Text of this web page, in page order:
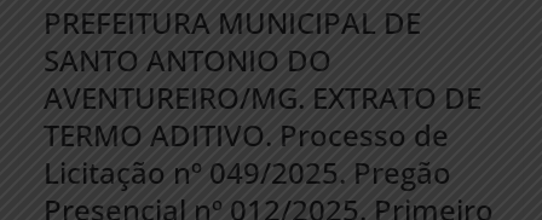
PREFEITURA MUNICIPAL DE
SANTO ANTONIO DO
AVENTUREIRO/MG. EXTRATO DE
TERMO ADITIVO. Processo de
Licitação nº 049/2025. Pregão
Presencial nº 012/2025. Primeiro